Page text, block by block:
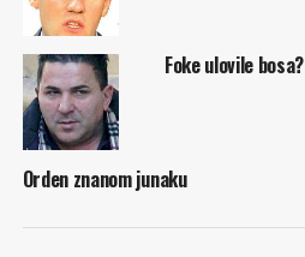
Foke ulovile bosa?
Orden znanom junaku